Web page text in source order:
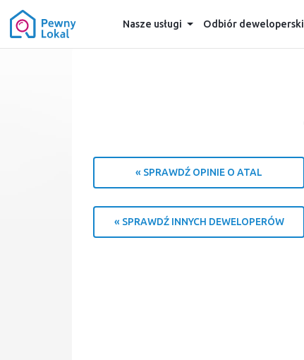
Nasze usługi Odbiór deweloperski
« SPRAWDŹ OPINIE O ATAL
« SPRAWDŹ INNYCH DEWELOPERÓW